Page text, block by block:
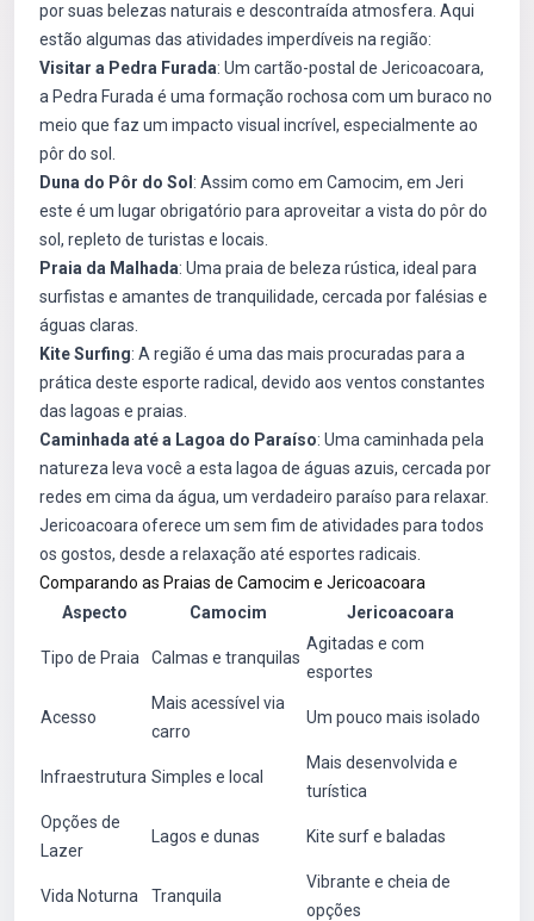
por suas belezas naturais e descontraída atmosfera. Aqui
estão algumas das atividades imperdíveis na região:
Visitar a Pedra Furada: Um cartão-postal de Jericoacoara,
a Pedra Furada é uma formação rochosa com um buraco no
meio que faz um impacto visual incrível, especialmente ao
pôr do sol.
Duna do Pôr do Sol : Assim como em Camocim, em Jeri
este é um lugar obrigatório para aproveitar a vista do pôr do
sol, repleto de turistas e locais.
Praia da Malhada: Uma praia de beleza rústica, ideal para
surfistas e amantes de tranquilidade, cercada por falésias e
águas claras.
Kite Surfing: A região é uma das mais procuradas para a
prática deste esporte radical, devido aos ventos constantes
das lagoas e praias.
Caminhada até a Lagoa do Paraíso: Uma caminhada pela
natureza leva você a esta lagoa de águas azuis, cercada por
redes em cima da água, um verdadeiro paraíso para relaxar.
Jericoacoara oferece um sem fim de atividades para todos
os gostos, desde a relaxação até esportes radicais.
Comparando as Praias de Camocim e Jericoacoara
Aspecto
Camocim Jericoacoara
Tipo de Praia Calmas e tranquilas
Agitadas e com
esportes
Acesso
Mais acessível via
carro
Um pouco mais isolado
Infraestrutura Simples e local
Mais desenvolvida e
turística
Opções de
Lazer
Lagos e dunas Kite surf e baladas
Vida Noturna Tranquila
Vibrante e cheia de
opções